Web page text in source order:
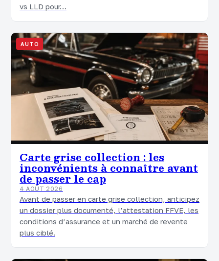
vs LLD pour…
AUTO
Carte grise collection : les
inconvénients à connaître avant
de passer le cap
4 AOÛT 2026
Avant de passer en carte grise collection, anticipez
un dossier plus documenté, l’attestation FFVE, les
conditions d’assurance et un marché de revente
plus ciblé.